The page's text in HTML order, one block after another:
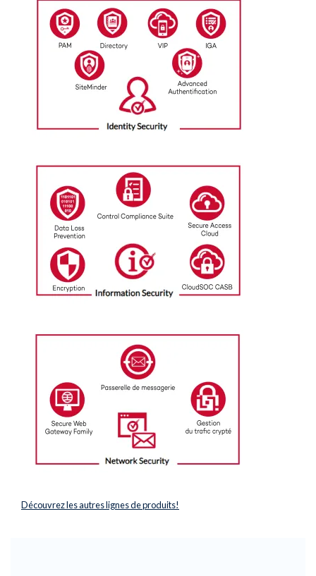
Découvrez les autres lignes de produits!